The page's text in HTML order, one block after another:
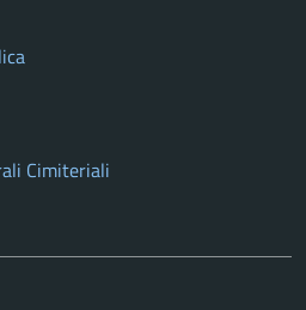
Cimiteriali